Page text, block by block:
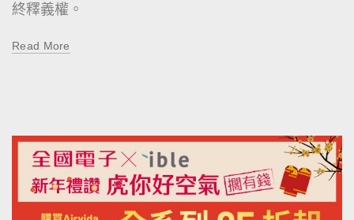
終釋義權。
Read More